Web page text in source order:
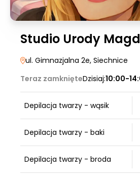
Studio Urody
ul. Gimnazjalna 2e, Siechnice
Teraz zamknięteDzisiaj:10:00-
Depilacja twarzy - wąsik
Depilacja twarzy - baki
Depilacja twarzy - broda